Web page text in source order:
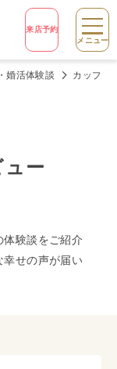
来店予約
メニュー
婚活体験談 カップル
ー
体験談をご紹介
幸せの声が届い